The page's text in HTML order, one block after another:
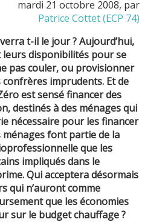
mardi 21 octobre 2008, par
Patrice Cottet (ECP 74)
t-il le jour ? Aujourd’hui,
leurs disponibilités pour se
pas couler, ou provisionner
imprudents. Et de
est sensé financer des
destinés à des ménages qui
nécessaire pour les financer
ménages font partie de la
que les
impliqués dans le
Qui acceptera désormais
qui n’auront comme
que les économies
sur le budget chauffage ?